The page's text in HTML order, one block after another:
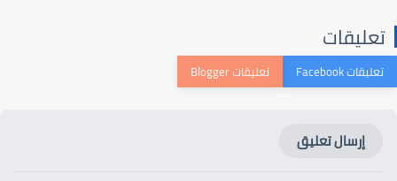
إرسال تعليق